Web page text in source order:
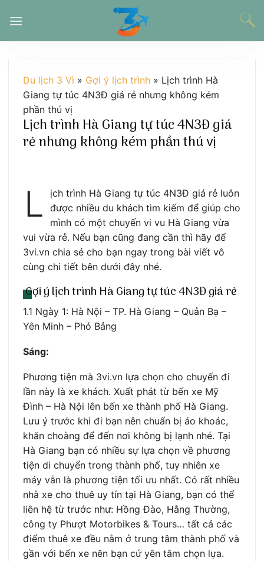
đến
Du lịch 3 Vì » Gợi ý lịch trình » Lịch trình Hà
Giang tự túc 4N3Đ giá rẻ nhưng không kém
phần thú vị
Lịch trình Hà Giang tự túc 4N3Đ giá
rẻ nhưng không kém phần thú vị
L
ịch trình Hà Giang tự túc 4N3Đ giá rẻ luôn
được nhiều du khách tìm kiếm để giúp cho
mình có một chuyến vi vu Hà Giang vừa
vui vừa rẻ. Nếu bạn cũng đang cần thì hãy để
3vi.vn chia sẻ cho bạn ngay trong bài viết vô
cùng chi tiết bên dưới đây nhé.
Gợi ý lịch trình Hà Giang tự túc 4N3Đ giá rẻ
1.1 Ngày 1: Hà Nội – TP. Hà Giang – Quản Bạ –
Yên Minh – Phó Bảng
Sáng:
Phương tiện mà 3vi.vn lựa chọn cho chuyến đi
lần này là xe khách. Xuất phát từ bến xe Mỹ
Đình – Hà Nội lên bến xe thành phố Hà Giang.
Lưu ý trước khi đi bạn nên chuẩn bị áo khoác,
khăn choàng để đến nơi không bị lạnh nhé. Tại
Hà Giang bạn có nhiều sự lựa chọn về phương
tiện di chuyển trong thành phố, tuy nhiên xe
máy vẫn là phương tiện tối ưu nhất. Có rất nhiều
nhà xe cho thuê uy tín tại Hà Giang, bạn có thể
liên hệ từ trước như: Hồng Đào, Hằng Thường,
công ty Phượt Motorbikes & Tours… tất cả các
điểm thuê xe đều nằm ở trung tâm thành phố và
gần với bến xe nên bạn cứ yên tâm chọn lựa.